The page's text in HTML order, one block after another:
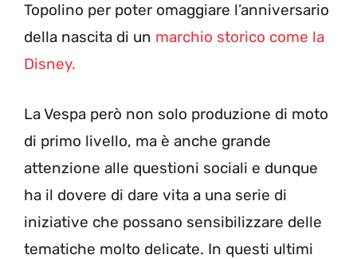
Topolino per poter omaggiare l’anniversario
della nascita di un marchio storico come la
Disney.
La Vespa però non solo produzione di moto
di primo livello, ma è anche grande
attenzione alle questioni sociali e dunque
ha il dovere di dare vita a una serie di
iniziative che possano sensibilizzare delle
tematiche molto delicate. In questi ultimi